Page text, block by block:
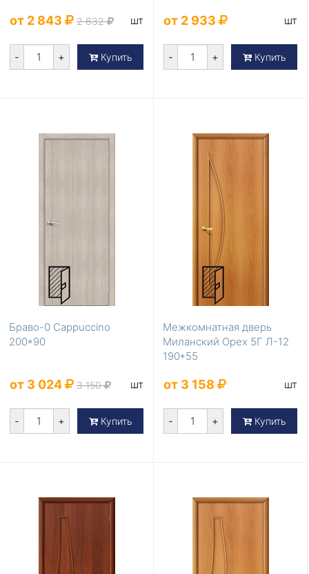
от 2 843 2 632 шт
- + Купить
от 2 933 шт
- + Купить
Браво-0 Cappuccino
200*90
от 3 024 3 150 шт
- + Купить
Межкомнатная дверь
Миланский Орех 5Г Л-12
190*55
от 3 158 шт
- + Купить